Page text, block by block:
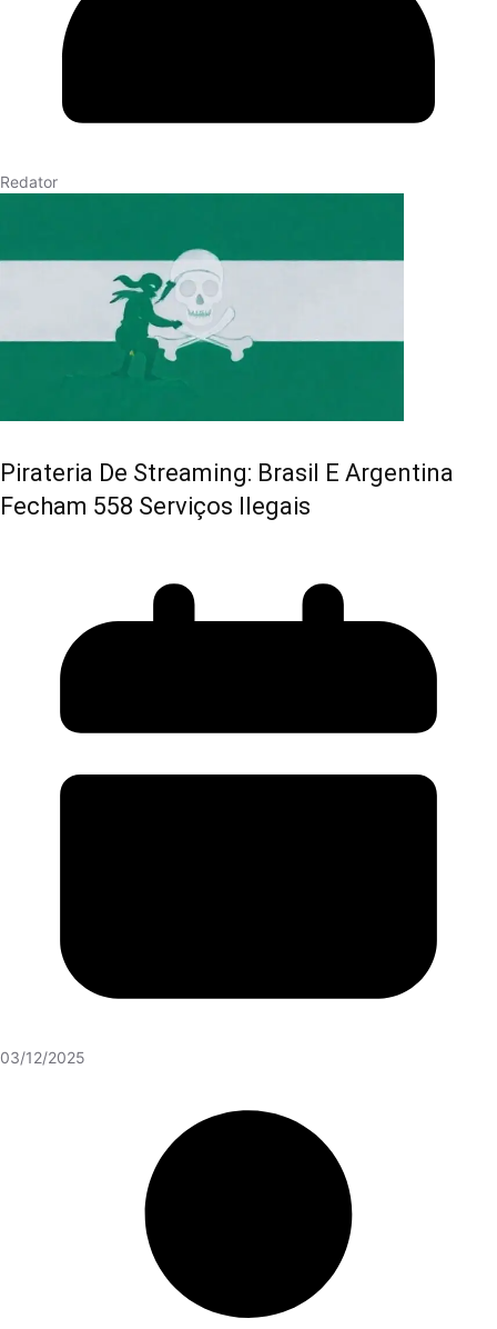
Redator
Pirateria De Streaming: Brasil E Argentina
Fecham 558 Serviços Ilegais
03/12/2025